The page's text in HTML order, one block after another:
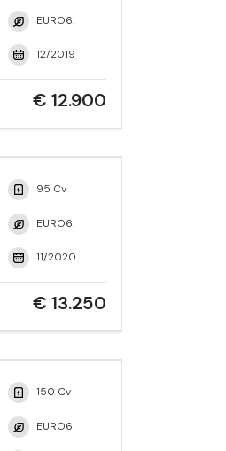
EURO6.
12/2019
€ 12.900
95 Cv
EURO6.
11/2020
€ 13.250
150 Cv
EURO6